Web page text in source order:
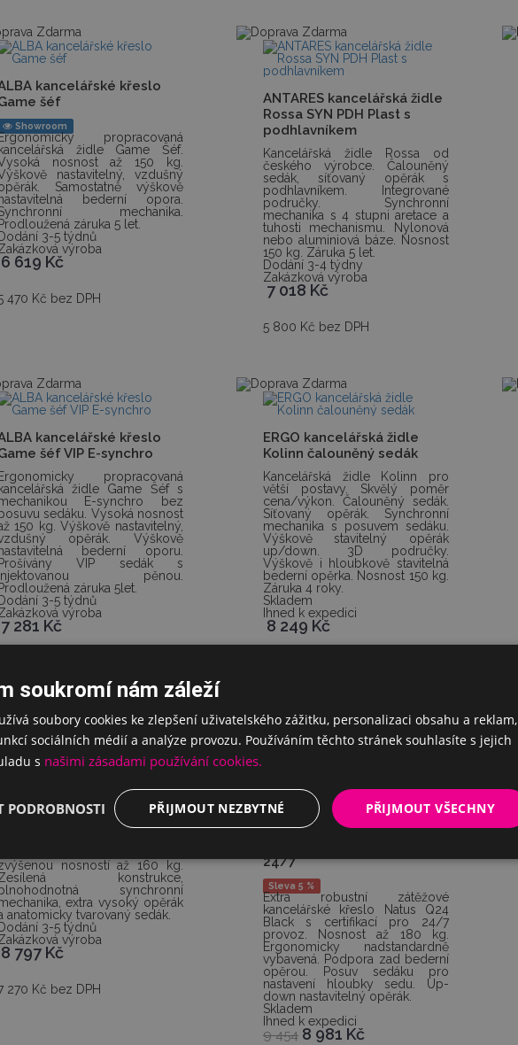
kancelářské křeslo
šéf
Showroom
propracovaná
kancelářská židle Game Šéf.
nosnost až 150 kg.
nastavitelný, vzdušný
Samostatně výškově
bederní opora.
mechanika.
Prodloužená záruka 5 let.
Dodání 3-5 týdnů
výroba
6 619 Kč
470 Kč bez DPH
ANTARES kancelářská židle
Rossa SYN PDH Plast s
podhlavníkem
Kancelářská židle Rossa od
českého výrobce. Čalouněný
sedák, síťovaný opěrák s
podhlavníkem. Integrované
područky. Synchronní
mechanika s 4 stupni aretace a
tuhosti mechanismu. Nylonová
nebo aluminiová báze. Nosnost
150 kg. Záruka 5 let.
Dodání 3-4 týdny
Zakázková výroba
7 018 Kč
5 800 Kč bez DPH
kancelářské křeslo
šéf VIP E-synchro
Ergonomicky propracovaná
kancelářská židle Game Šéf s
E-synchro bez
sedáku. Vysoká nosnost
150 kg. Výškově nastavitelný,
opěrák. Výškově
bederní oporu.
Prošívány VIP sedák s
pěnou.
Prodloužená záruka 5let.
Dodání 3-5 týdnů
výroba
7 281 Kč
ERGO kancelářská židle
Kolinn čalouněný sedák
Kancelářská židle Kolinn pro
větší postavy. Skvělý poměr
cena/výkon. Čalouněný sedák.
Síťovaný opěrák. Synchronní
mechanika s posuvem sedáku.
Výškově stavitelný opěrák
up/down. 3D područky.
Výškově i hloubkově stavitelná
bederní opěrka. Nosnost 150 kg.
Záruka 4 roky.
Skladem
Ihned k expedici
8 249 Kč
kancelářská židle
Kent exclusive
nosností až 160 kg.
konstrukce,
synchronní
extra vysoký opěrák
anatomicky tvarovaný sedák.
Dodání 3-5 týdnů
výroba
8 797 Kč
270 Kč bez DPH
OFFICE PRO zátěžové
kancelářské křeslo Natus
24/7
Sleva 5 %
Extra robustní zátěžové
kancelářské křeslo Natus Q24
Black s certifikací pro 24/7
provoz. Nosnost až 180 kg.
Ergonomicky nadstandardně
vybavená. Podpora zad bederní
opěrou. Posuv sedáku pro
nastavení hloubky sedu. Up-
down nastavitelný opěrák.
Skladem
Ihned k expedici
9 454 8 981 Kč
soukromí nám záleží
soubory cookies ke zlepšení uživatelského zážitku, personalizaci obsahu a reklam,
sociálních médií a analýze provozu. Používáním těchto stránek souhlasíte s jejich
s našimi zásadami používání cookies.
PŘIJMOUT VŠECHNY
PŘIJMOUT NEZBYTNÉ
PODROBNOSTI